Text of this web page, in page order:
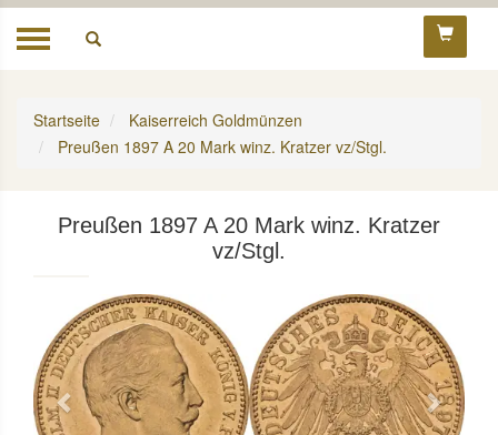
Toggle
Startseite
Kaiserreich Goldmünzen
Preußen 1897 A 20 Mark winz. Kratzer vz/Stgl.
Preußen 1897 A 20 Mark winz. Kratzer
vz/Stgl.
Previous Next